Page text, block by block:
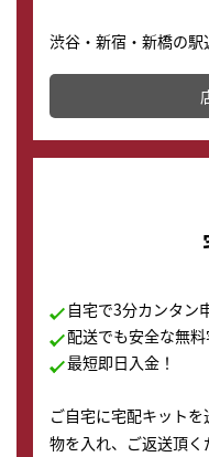
渋谷・新宿・新橋の駅
店舗を併設しており
の購入もできます♪
自宅で3分カンタン
配送でも安全な無
最短即日入金！
ご自宅に宅配キット
物を入れ、ご返送頂